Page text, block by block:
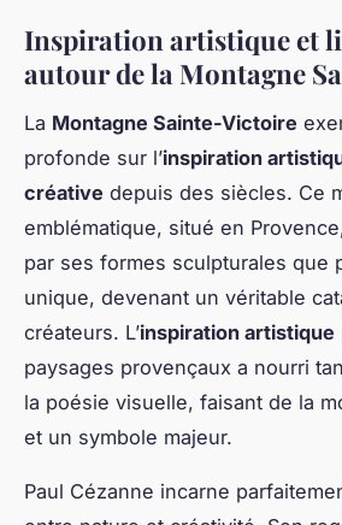
Inspiration artistique et
autour de la Montagne
La Montagne Sainte-Victoire
profonde sur l’inspiration
créative depuis des siècles. Ce
emblématique, situé en
par ses formes sculpturales que
unique, devenant un véritable
créateurs. L’inspiration artistique
paysages provençaux a nourri
la poésie visuelle, faisant de la
et un symbole majeur.
Paul Cézanne incarne